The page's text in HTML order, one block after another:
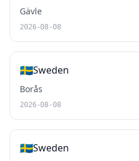
Gävle
2026-08-08
🇸🇪Sweden
Borås
2026-08-08
🇸🇪Sweden